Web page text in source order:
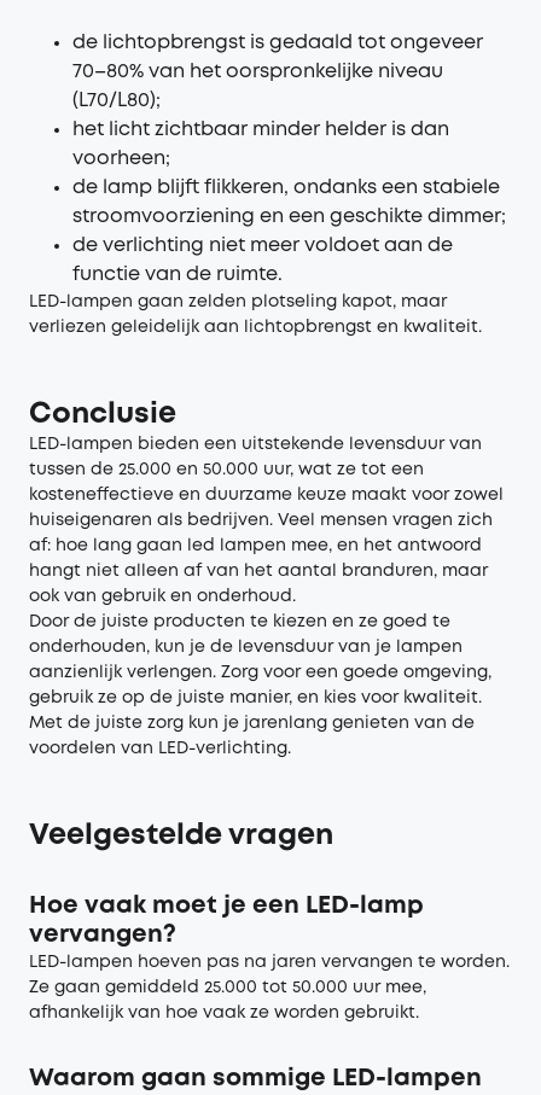
de lichtopbrengst is gedaald tot ongeveer
70–80% van het oorspronkelijke niveau
(L70/L80);
het licht zichtbaar minder helder is dan
voorheen;
de lamp blijft flikkeren, ondanks een stabiele
stroomvoorziening en een geschikte dimmer;
de verlichting niet meer voldoet aan de
functie van de ruimte.
LED-lampen gaan zelden plotseling kapot, maar
verliezen geleidelijk aan lichtopbrengst en kwaliteit.
Conclusie
LED-lampen bieden een uitstekende levensduur van
tussen de 25.000 en 50.000 uur, wat ze tot een
kosteneffectieve en duurzame keuze maakt voor zowel
huiseigenaren als bedrijven. Veel mensen vragen zich
af: hoe lang gaan led lampen mee, en het antwoord
hangt niet alleen af van het aantal branduren, maar
ook van gebruik en onderhoud.
Door de juiste producten te kiezen en ze goed te
onderhouden, kun je de levensduur van je lampen
aanzienlijk verlengen. Zorg voor een goede omgeving,
gebruik ze op de juiste manier, en kies voor kwaliteit.
Met de juiste zorg kun je jarenlang genieten van de
voordelen van LED-verlichting.
Veelgestelde vragen
Hoe vaak moet je een LED-lamp
vervangen?
LED-lampen hoeven pas na jaren vervangen te worden.
Ze gaan gemiddeld 25.000 tot 50.000 uur mee,
afhankelijk van hoe vaak ze worden gebruikt.
Waarom gaan sommige LED-lampen